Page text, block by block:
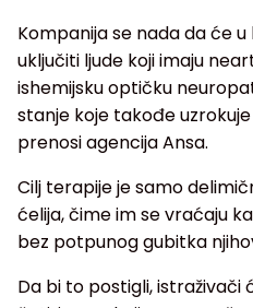
Kompanija se nada da će
uključiti ljude koji imaju
ishemijsku optičku
stanje koje takođe
prenosi agencija Ansa.
Cilj terapije je samo
ćelija, čime im se vraćaju
bez potpunog gubitka
Da bi to postigli,